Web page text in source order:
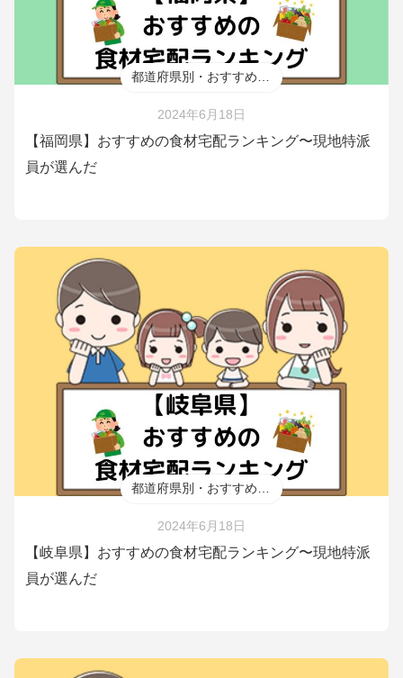
都道府県別・おすすめ食材宅配
2024年6月18日
【福岡県】おすすめの食材宅配ランキング〜現地特派
員が選んだ
都道府県別・おすすめ食材宅配
2024年6月18日
【岐阜県】おすすめの食材宅配ランキング〜現地特派
員が選んだ